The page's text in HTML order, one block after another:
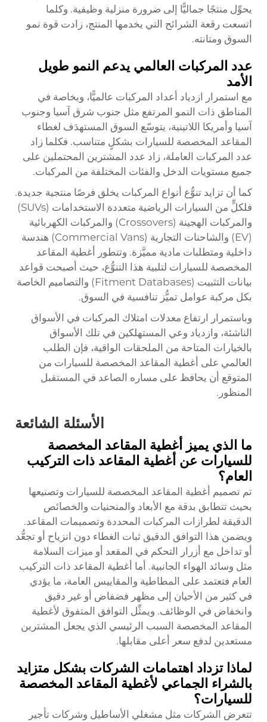
يحوِّل منتجًا جماليًّا إلى ضرورة منزلية وظيفية. وكلما
اتسعت رقعة الشرائح التي يخدمها المنتج، زادت قوة نمو
السوق ومتانته.
عدد المركبات العالمي يدعم النمو طويل
الأمد
مع استمرار ازدياد أعداد المركبات عالميًّا، وبخاصة في
المناطق ذات النمو المرتفع مثل جنوب شرق آسيا وجنوب
آسيا وأمريكا اللاتينية، يتوسّع السوق المستهدَف لغطاء
المقاعد المخصصة للسيارات بشكلٍ متناسب. فكلما زاد
عدد المركبات العاملة، زاد عدد المشترين المحتملين على
جميع مستويات الدخل والفئات المختلفة من المركبات.
كما أن تزايد تنوُّع أنواع المركبات يخلق فرصًا منتجية جديدة.
فلكلٍّ من السيارات الرياضية متعددة الاستخدامات (SUVs)
والمركبات الهجينة (Crossovers) والمركبات الكهربائية
(EV) والشاحنات التجارية (Commercial Vans) هندسة
داخلية ومتطلبات مادية مميَّزة. وتتطور أغطية المقاعد
المخصصة للسيارات لتلبية هذا التنوُّع، حيث أصبحت قواعد
بيانات التثبيت (Fitment Databases) والتصاميم الخاصة
بكل مركبة عوامل تميُّز تنافسية في السوق.
وباستمرار ارتفاع معدلات امتلاك المركبات في الأسواق
الناشئة، وازدياد وعي المستهلكين في تلك الأسواق
بالخيارات المتاحة من الملحقات الواقية، فإن الطلب
العالمي على أغطية المقاعد المخصصة للسيارات من
المتوقع أن يحافظ على مساره الصاعد في المستقبل
المنظور.
الأسئلة الشائعة
ما الذي يميز أغطية المقاعد المخصصة
للسيارات عن أغطية المقاعد ذات التركيب
العام؟
تم تصميم أغطية المقاعد المخصصة للسيارات وتصنيعها
بحيث تتطابق بدقة مع الأبعاد والمنحنيات والخصائص
الدقيقة لطرازات المركبات المحددة وتصميمات المقاعد.
ويضمن هذا التوافق الدقيق ثبات الغطاء دون انزياح أو تجعُّد
أو تداخل مع أزرار التحكم في المقعد أو ميزات السلامة
مثل وسائد الهواء الجانبية. أما أغطية المقاعد ذات التركيب
العام فتعتمد على المطاطية والمقاييس العامة، ما يؤدي
في كثير من الأحيان إلى مظهر فضفاض أو غير دقيق
وانخفاض في الوظائف. ويمثِّل التوافق المتفوق لأغطية
المقاعد المخصصة السبب الرئيسي الذي يجعل المشترين
مستعدين لدفع سعر أعلى مقابلها.
لماذا تزداد اهتمامات الشركات بشكل متزايد
بالشراء الجماعي لأغطية المقاعد المخصصة
للسيارات؟
تتعرض الشركات مثل مشغلي الأساطيل وشركات تأجير